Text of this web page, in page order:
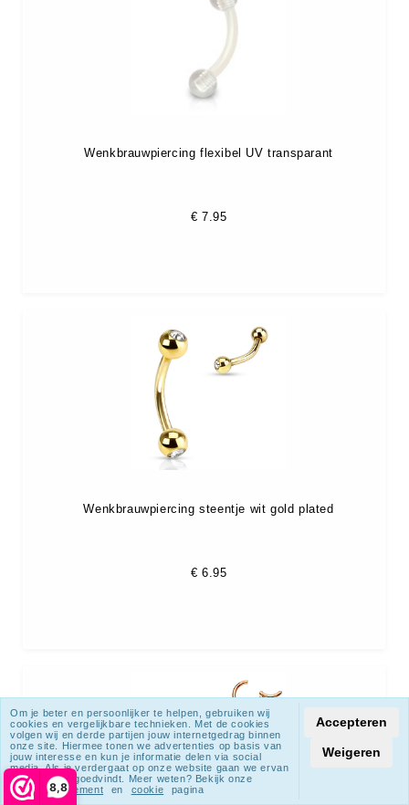
8,8
Wenkbrauwpiercing flexibel UV transparant
€ 7.95
Wenkbrauwpiercing steentje wit gold plated
€ 6.95
Om je beter en persoonlijker te helpen, gebruiken wij
cookies en vergelijkbare technieken. Met de cookies
volgen wij en derde partijen jouw internetgedrag binnen
onze site. Hiermee tonen we advertenties op basis van
jouw interesse en kun je informatie delen via social
media. Als je verdergaat op onze website gaan we ervan
uit dat je dat goedvindt. Meer weten? Bekijk onze
privacy statement
en cookie pagina
Accepteren
Weigeren